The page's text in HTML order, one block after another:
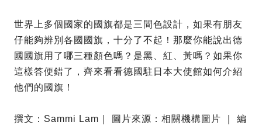
世界上多個國家的國旗都是三間色設計，如果有朋友
仔能夠辨別各國國旗，十分了不起！那麼你能說出德
國國旗用了哪三種顏色嗎？是黑、紅、黃嗎？如果你
這樣答便錯了，齊來看看德國駐日本大使館如何介紹
他們的國旗！
撰文：Sammi Lam｜ 圖片來源：相關機構圖片 ｜ 編